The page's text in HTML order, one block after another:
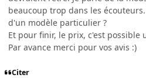
beaucoup trop dans les
d'un modèle particulier ?
Et pour finir, le prix, c'est possible
Par avance merci pour vos avis :)
Citer